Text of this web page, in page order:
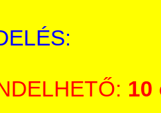
10